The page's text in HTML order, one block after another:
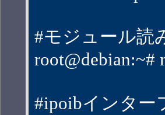
#モジュール読
root@debian:~#
#ipoibインター